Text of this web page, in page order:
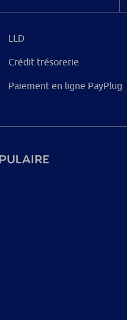
LLD
Crédit trésorerie
Paiement en ligne PayPlug